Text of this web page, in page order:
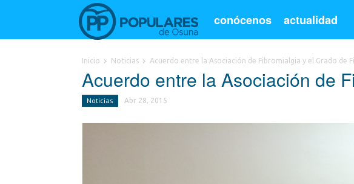
conócenos actualidad
Inicio Noticias Acuerdo entre la Asociación de Fibromialgia y el Grado de
Acuerdo entre la Asociación de
Noticias Abr 28, 2015